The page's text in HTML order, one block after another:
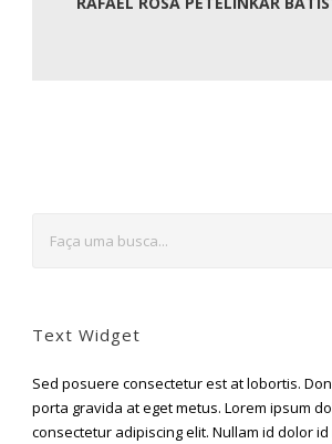
Text Widget
Sed posuere consectetur est at lobortis.
porta gravida at eget metus. Lorem ipsum
consectetur adipiscing elit. Nullam id dolor